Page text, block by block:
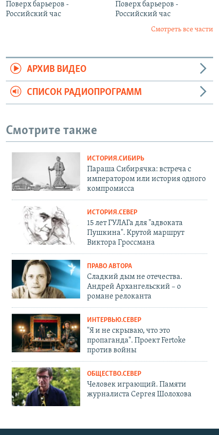
Поверх барьеров -
Российский час
Поверх барьеров -
Российский час
Смотреть все части
АРХИВ ВИДЕО
СПИСОК РАДИОПРОГРАММ
Смотрите также
ИСТОРИЯ.СИБИРЬ
Параша Сибирячка: встреча с
императором или история одного
компромисса
ИСТОРИЯ.СЕВЕР
15 лет ГУЛАГа для "адвоката
Пушкина". Крутой маршрут
Виктора Гроссмана
ПРАВО АВТОРА
Сладкий дым не отечества.
Андрей Архангельский – о
романе релоканта
ИНТЕРВЬЮ.СЕВЕР
"Я и не скрываю, что это
пропаганда". Проект Fertoke
против войны
ОБЩЕСТВО.СЕВЕР
Человек играющий. Памяти
журналиста Сергея Шолохова